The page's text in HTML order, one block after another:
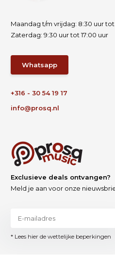
Maandag t/m vrijdag: 8:30 uur tot
Zaterdag: 9:30 uur tot 17:00 uur
Whatsapp
+316 - 30 54 19 17
info@prosq.nl
Exclusieve deals ontvangen?
Meld je aan voor onze
* Lees hier de wettelijke beperkingen